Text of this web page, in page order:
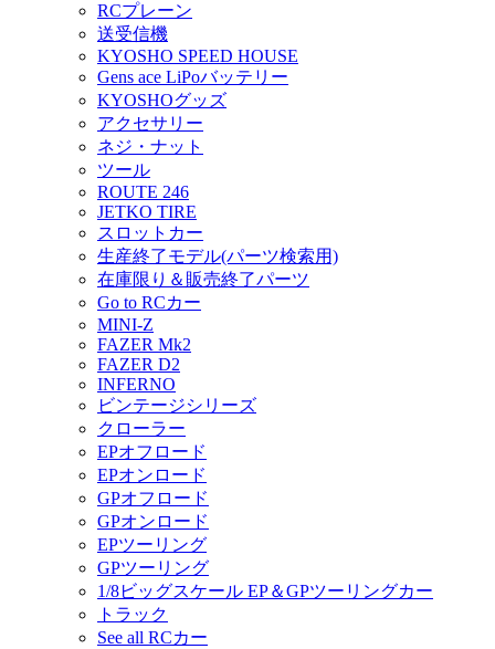
RCプレーン
送受信機
KYOSHO SPEED HOUSE
Gens ace LiPoバッテリー
KYOSHOグッズ
アクセサリー
ネジ・ナット
ツール
ROUTE 246
JETKO TIRE
スロットカー
生産終了モデル(パーツ検索用)
在庫限り＆販売終了パーツ
Go to RCカー
MINI-Z
FAZER Mk2
FAZER D2
INFERNO
ビンテージシリーズ
クローラー
EPオフロード
EPオンロード
GPオフロード
GPオンロード
EPツーリング
GPツーリング
1/8ビッグスケール EP＆GPツーリングカー
トラック
See all RCカー